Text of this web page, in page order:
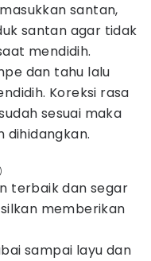
santan,
santan agar tidak
mendidih.
dan tahu lalu
Koreksi rasa
sesuai maka
dihidangkan.
terbaik dan segar
memberikan
sampai layu dan